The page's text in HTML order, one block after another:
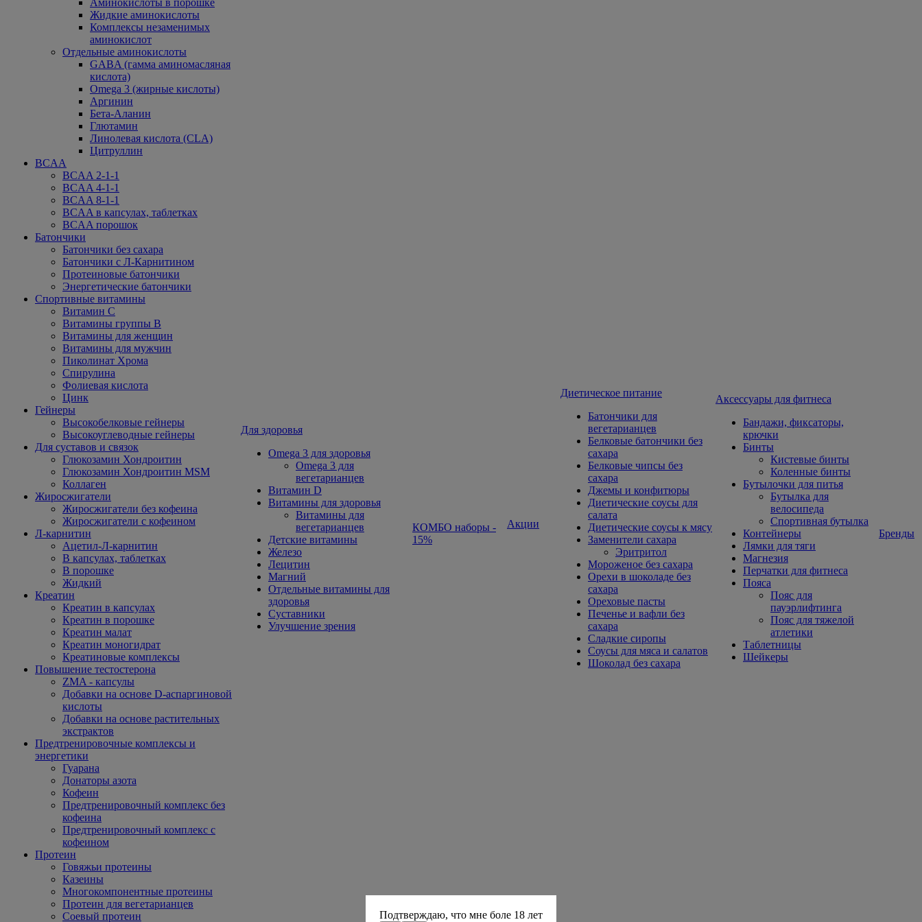
Аминокислоты в порошке
Жидкие аминокислоты
Комплексы незаменимых
аминокислот
Отдельные аминокислоты
GABA (гамма аминомасляная
кислота)
Omega 3 (жирные кислоты)
Аргинин
Бета-Аланин
Глютамин
Линолевая кислота (CLA)
Цитруллин
BCAA
BCAA 2-1-1
BCAA 4-1-1
BCAA 8-1-1
BCAA в капсулах, таблетках
BCAA порошок
Батончики
Батончики без сахара
Батончики с Л-Карнитином
Протеиновые батончики
Энергетические батончики
Спортивные витамины
Витамин С
Витамины группы В
Витамины для женщин
Витамины для мужчин
Пиколинат Хрома
Спирулина
Фолиевая кислота
Цинк
Гейнеры
Высокобелковые гейнеры
Высокоуглеводные гейнеры
Для суставов и связок
Глюкозамин Хондроитин
Глюкозамин Хондроитин MSM
Коллаген
Жиросжигатели
Жиросжигатели без кофеина
Жиросжигатели с кофеином
Л-карнитин
Ацетил-Л-карнитин
В капсулах, таблетках
В порошке
Жидкий
Креатин
Креатин в капсулах
Креатин в порошке
Креатин малат
Креатин моногидрат
Креатиновые комплексы
Повышение тестостерона
ZMA - капсулы
Добавки на основе D-аспаргиновой
кислоты
Добавки на основе растительных
экстрактов
Предтренировочные комплексы и
энергетики
Гуарана
Донаторы азота
Кофеин
Предтренировочный комплекс без
кофеина
Предтренировочный комплекс с
кофеином
Протеин
Говяжьи протеины
Казеины
Многокомпонентные протеины
Протеин для вегетарианцев
Соевый протеин
Для здоровья
Omega 3 для здоровья
Omega 3 для
вегетарианцев
Витамин D
Витамины для здоровья
Витамины для
вегетарианцев
Детские витамины
Железо
Лецитин
Магний
Отдельные витамины для
здоровья
Суставники
Улучшение зрения
КОМБО наборы -
15%
Акции
Диетическое питание
Батончики для
вегетарианцев
Белковые батончики без
сахара
Белковые чипсы без
сахара
Джемы и конфитюры
Диетические соусы для
салата
Диетические соусы к мясу
Заменители сахара
Эритритол
Мороженое без сахара
Орехи в шоколаде без
сахара
Ореховые пасты
Печенье и вафли без
сахара
Сладкие сиропы
Соусы для мяса и салатов
Шоколад без сахара
Aксессуары для фитнеса
Бандажи, фиксаторы,
крючки
Бинты
Кистевые бинты
Коленные бинты
Бутылочки для питья
Бутылка для
велосипеда
Спортивная бутылка
Контейнеры
Лямки для тяги
Магнезия
Перчатки для фитнеса
Пояса
Пояс для
пауэрлифтинга
Пояс для тяжелой
атлетики
Таблетницы
Шейкеры
Бренды
Подтверждаю, что мне боле 18 лет